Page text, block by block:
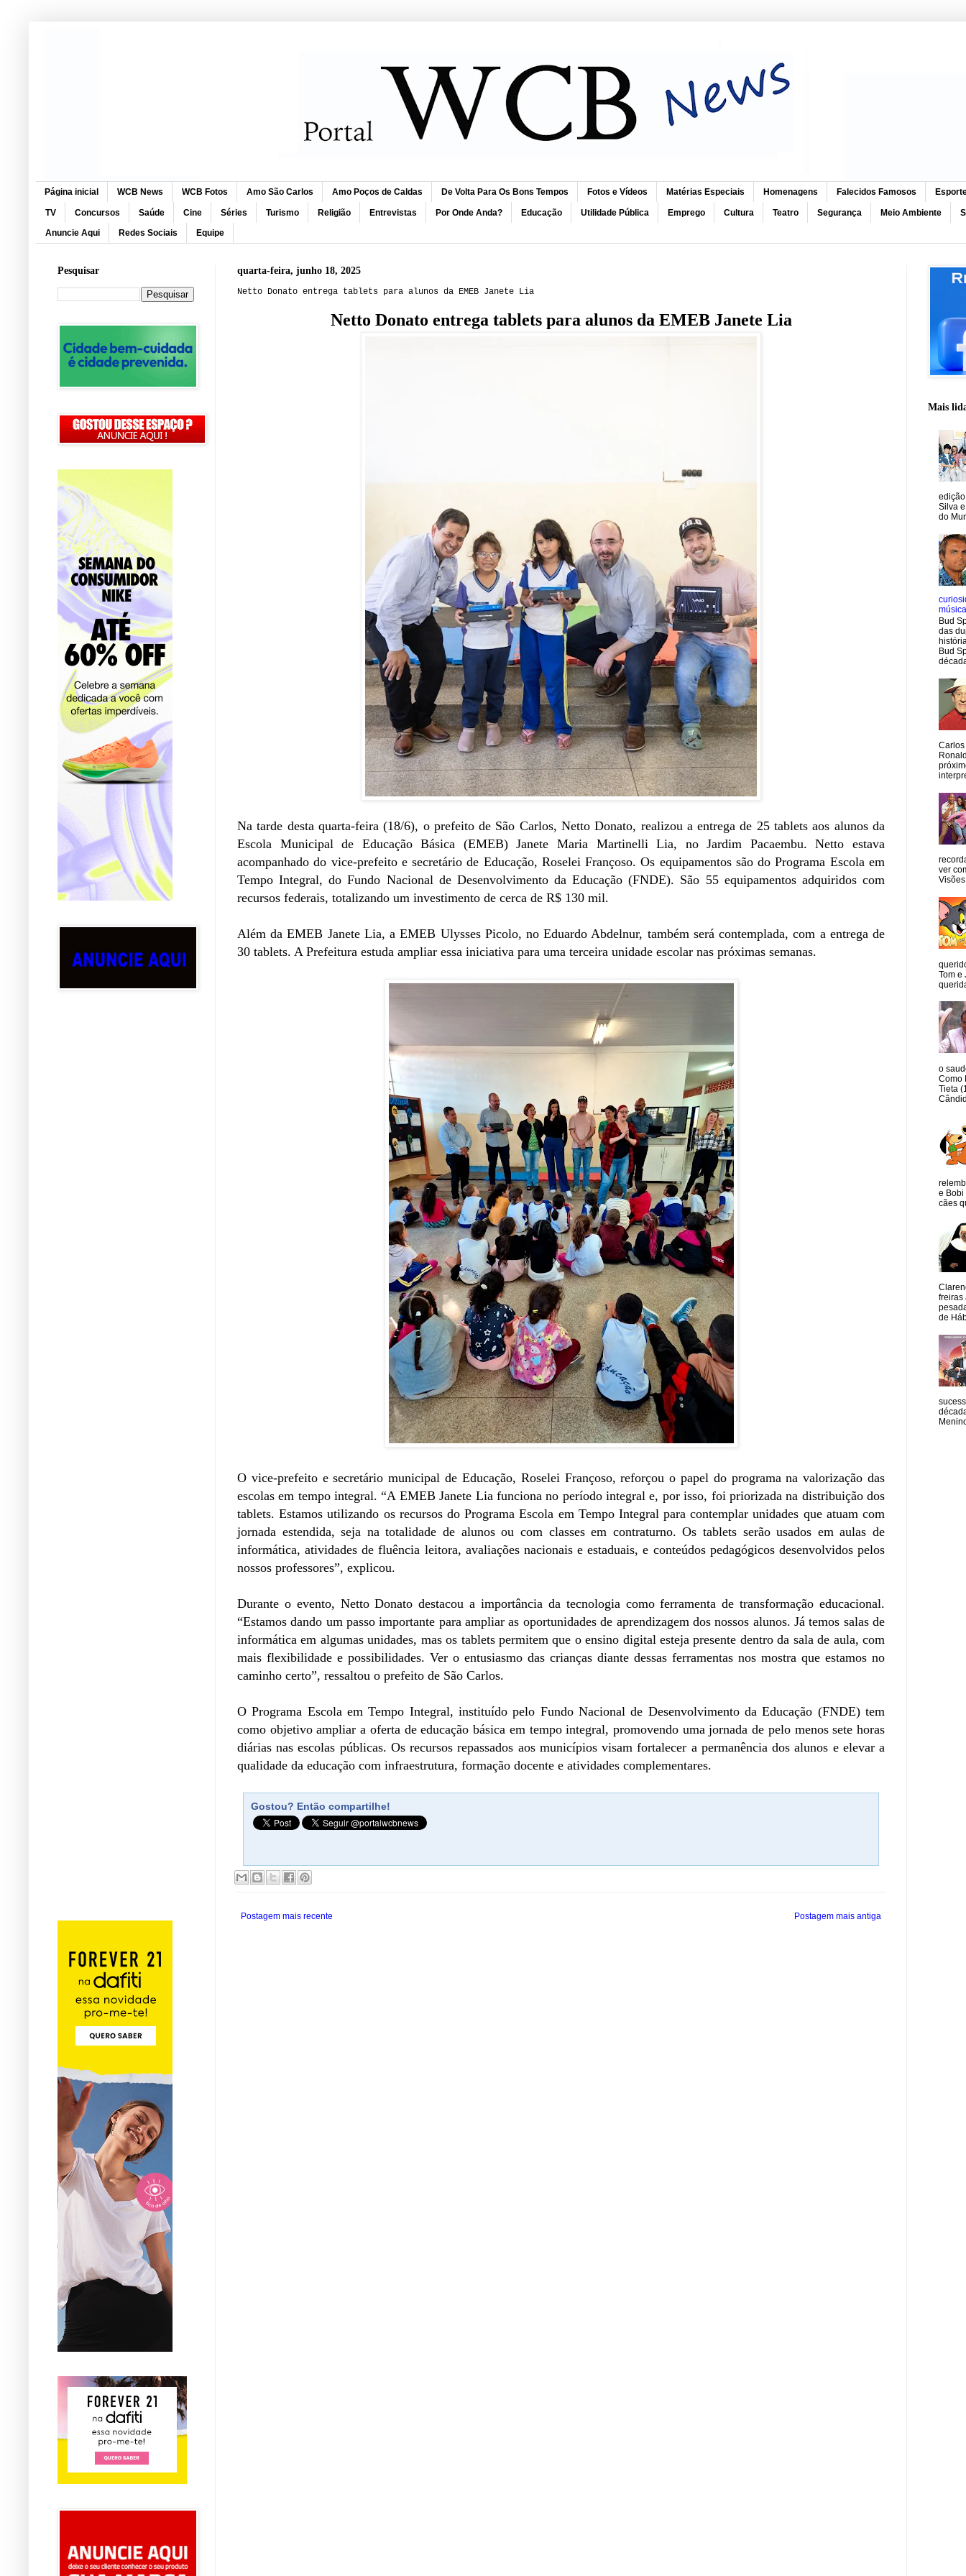
Página inicial WCB News WCB Fotos Amo São Carlos Amo Poços de Caldas De Volta Para Os Bons Tempos Fotos e Vídeos Matérias Especiais Homenagens Falecidos Famosos
TV Concursos Saúde Cine Séries Turismo Religião Entrevistas Por Onde Anda? Educação Utilidade Pública Emprego Cultura Teatro Segurança Meio Ambiente
Anuncie Aqui Redes Sociais Equipe
quarta-feira, junho 18, 2025
Netto Donato entrega tablets para alunos da EMEB Janete Lia
Netto Donato entrega tablets para alunos da EMEB Janete Lia
Na tarde desta quarta-feira (18/6), o prefeito de São Carlos, Netto Donato, realizou a entrega de 25 tablets aos alunos da
Escola Municipal de Educação Básica (EMEB) Janete Maria Martinelli Lia, no Jardim Pacaembu. Netto estava
acompanhado do vice-prefeito e secretário de Educação, Roselei Françoso. Os equipamentos são do Programa Escola em
Tempo Integral, do Fundo Nacional de Desenvolvimento da Educação (FNDE). São 55 equipamentos adquiridos com
recursos federais, totalizando um investimento de cerca de R$ 130 mil.
Além da EMEB Janete Lia, a EMEB Ulysses Picolo, no Eduardo Abdelnur, também será contemplada, com a entrega de
30 tablets. A Prefeitura estuda ampliar essa iniciativa para uma terceira unidade escolar nas próximas semanas.
O vice-prefeito e secretário municipal de Educação, Roselei Françoso, reforçou o papel do programa na valorização das
escolas em tempo integral. “A EMEB Janete Lia funciona no período integral e, por isso, foi priorizada na distribuição dos
tablets. Estamos utilizando os recursos do Programa Escola em Tempo Integral para contemplar unidades que atuam com
jornada estendida, seja na totalidade de alunos ou com classes em contraturno. Os tablets serão usados em aulas de
informática, atividades de fluência leitora, avaliações nacionais e estaduais, e conteúdos pedagógicos desenvolvidos pelos
nossos professores”, explicou.
Durante o evento, Netto Donato destacou a importância da tecnologia como ferramenta de transformação educacional.
“Estamos dando um passo importante para ampliar as oportunidades de aprendizagem dos nossos alunos. Já temos salas de
informática em algumas unidades, mas os tablets permitem que o ensino digital esteja presente dentro da sala de aula, com
mais flexibilidade e possibilidades. Ver o entusiasmo das crianças diante dessas ferramentas nos mostra que estamos no
caminho certo”, ressaltou o prefeito de São Carlos.
O Programa Escola em Tempo Integral, instituído pelo Fundo Nacional de Desenvolvimento da Educação (FNDE) tem
como objetivo ampliar a oferta de educação básica em tempo integral, promovendo uma jornada de pelo menos sete horas
diárias nas escolas públicas. Os recursos repassados aos municípios visam fortalecer a permanência dos alunos e elevar a
qualidade da educação com infraestrutura, formação docente e atividades complementares.
Gostou? Então compartilhe!
Postagem mais recente Postagem mais antiga
Pesquisar
Mais
Silva
do
Bud
das
Bud
Carlos
ver
Tom e
o
Como
Tieta
e Bobi
cães
freiras
de